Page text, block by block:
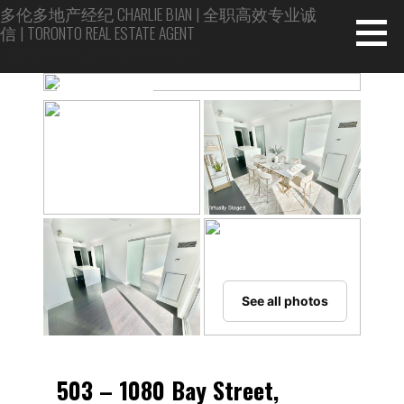
Skip
to
多伦多地产经纪 CHARLIE BIAN | 全职高效专业诚
信 | TORONTO REAL ESTATE AGENT
●FOR LEASE
See all photos
503 – 1080 Bay Street,